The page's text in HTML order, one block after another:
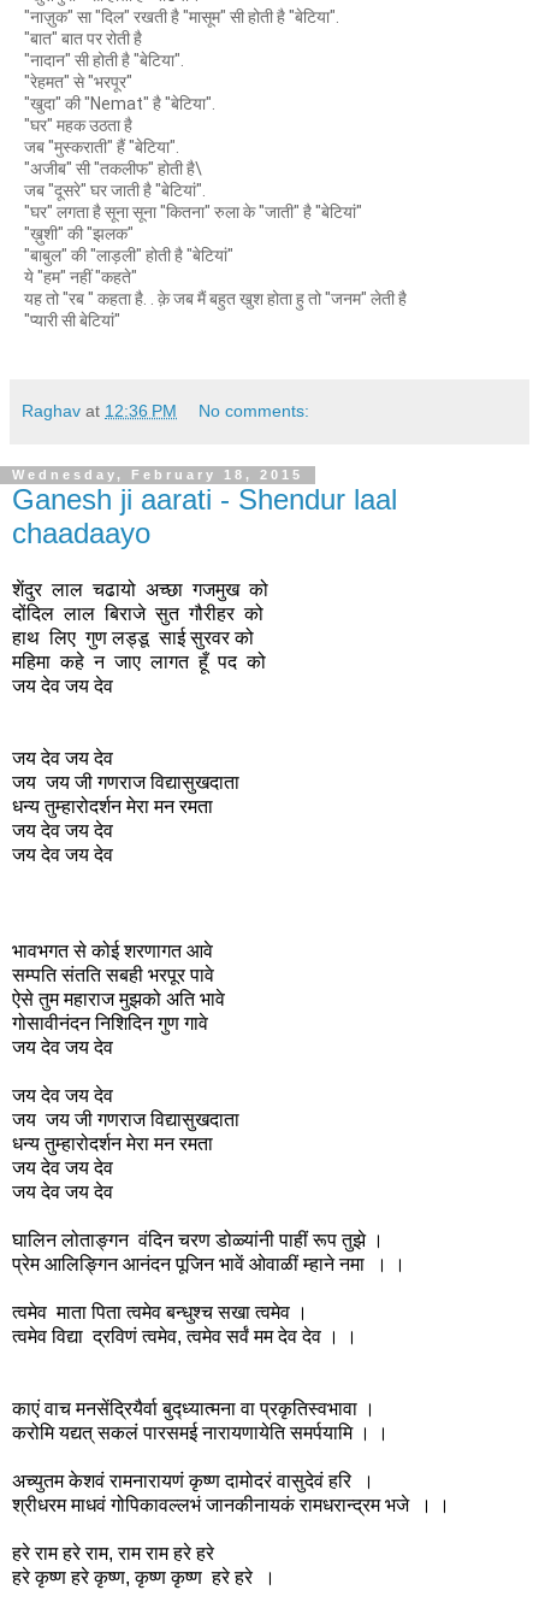
"नाज़ुक" सा "दिल" रखती है "मासूम" सी होती है "बेटिया".
"बात" बात पर रोती है
"नादान" सी होती है "बेटिया".
"रेहमत" से "भरपूर"
"खुदा" की "Nemat" है "बेटिया".
"घर" महक उठता है
जब "मुस्कराती" हैं "बेटिया".
"अजीब" सी "तकलीफ" होती है\
जब "दूसरे" घर जाती है "बेटियां".
"घर" लगता है सूना सूना "कितना" रुला के "जाती" है "बेटियां"
"ख़ुशी" की "झलक"
"बाबुल" की "लाड़ली" होती है "बेटियां"
ये "हम" नहीं "कहते"
यह तो "रब " कहता है. . क़े जब मैं बहुत खुश होता हु तो "जनम" लेती है
"प्यारी सी बेटियां"
Raghav at 12:36 PM No comments:
Wednesday, February 18, 2015
Ganesh ji aarati - Shendur laal
chaadaayo
शेंदुर लाल चढायो अच्छा गजमुख को
दोंदिल लाल बिराजे सुत गौरीहर को
हाथ लिए गुण लड्डू साई सुरवर को
महिमा कहे न जाए लागत हूँ पद को
जय देव जय देव
जय देव जय देव
जय जय जी गणराज विद्यासुखदाता
धन्य तुम्हारोदर्शन मेरा मन रमता
जय देव जय देव
जय देव जय देव
भावभगत से कोई शरणागत आवे
सम्पति संतति सबही भरपूर पावे
ऐसे तुम महाराज मुझको अति भावे
गोसावीनंदन निशिदिन गुण गावे
जय देव जय देव
जय देव जय देव
जय जय जी गणराज विद्यासुखदाता
धन्य तुम्हारोदर्शन मेरा मन रमता
जय देव जय देव
जय देव जय देव
घालिन लोताङ्गन वंदिन चरण डोळ्यांनी पाहीं रूप तुझे ।
प्रेम आलिङ्गिन आनंदन पूजिन भावें ओवाळीं म्हाने नमा । ।
त्वमेव माता पिता त्वमेव बन्धुश्च सखा त्वमेव ।
त्वमेव विद्या द्रविणं त्वमेव, त्वमेव सर्वं मम देव देव । ।
काएं वाच मनसेंद्रियैर्वा बुद्ध्यात्मना वा प्रकृतिस्वभावा ।
करोमि यद्यत् सकलं पारसमई नारायणायेति समर्पयामि । ।
अच्युतम केशवं रामनारायणं कृष्ण दामोदरं वासुदेवं हरि ।
श्रीधरम माधवं गोपिकावल्लभं जानकीनायकं रामधरान्द्रम भजे । ।
हरे राम हरे राम, राम राम हरे हरे
हरे कृष्ण हरे कृष्ण, कृष्ण कृष्ण हरे हरे ।